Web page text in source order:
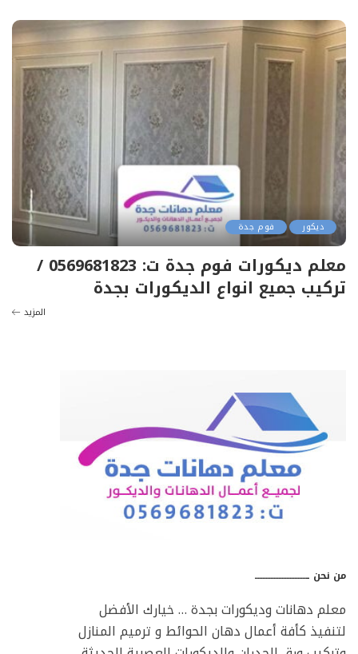
ديكور فوم جدة
معلم ديكورات فوم جدة ت: 0569681823 /
تركيب جميع انواع الديكورات بجدة
المزيد
من نحن ـــــــــــــــــــــــــــــــــ
معلم دهانات وديكورات بجدة … خيارك الأفضل
لتنفيذ كأفة أعمال دهان الحوائط و ترميم المنازل